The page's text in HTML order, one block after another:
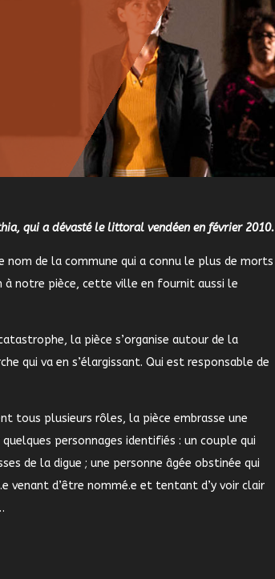
qui a dévasté le littoral vendéen en février 2010.
nom de la commune qui a connu le plus de morts
à notre pièce, cette ville en fournit aussi le
la pièce s’organise autour de la
qui va en s’élargissant. Qui est responsable de
tous plusieurs rôles, la pièce embrasse une
personnages identifiés : un couple qui
de la digue ; une personne âgée obstinée qui
venant d’être nommé.e et tentant d’y voir clair